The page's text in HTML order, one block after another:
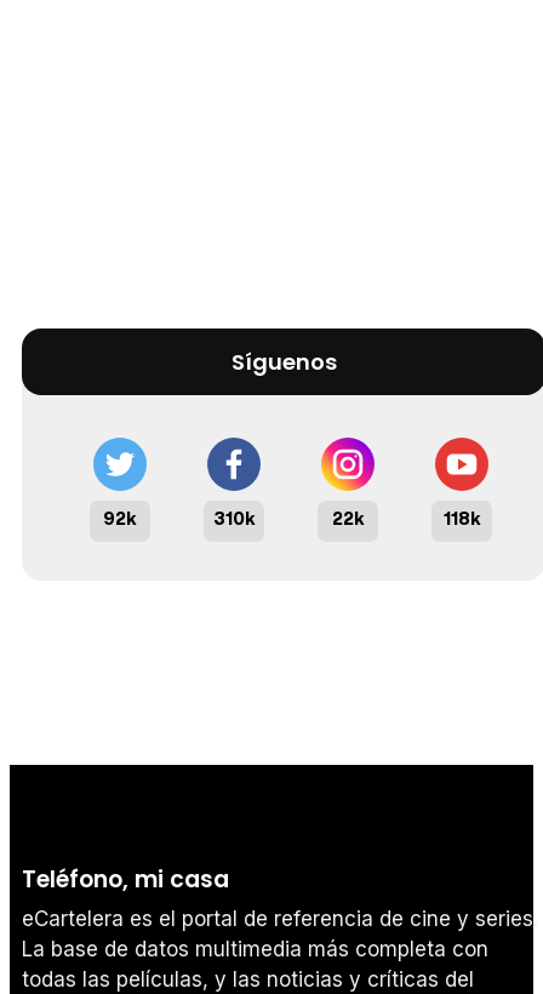
Síguenos
92k 310k 22k 118k
Teléfono, mi casa
eCartelera es el portal de referencia de cine y series.
La base de datos multimedia más completa con
todas las películas, y las noticias y críticas del